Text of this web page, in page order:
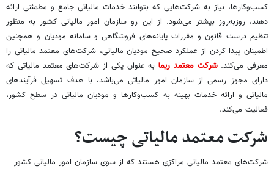
کسب‌وکارها، نیاز به شرکت‌هایی که بتوانند خدمات مالیاتی جامع و مطمئنی ارائه
دهند، روزبه‌روز بیشتر می‌شود. از این رو سازمان امور مالیاتی کشور به منظور
تنظیم درست قانون و مقررات پایانه‌های فروشگاهی و سامانه مودیان و همچنین
اطمینان پیدا کردن از عملکرد صحیح مودیان مالیاتی، شرکت‌های معتمد مالیاتی را
معرفی می‌کند.شرکت معتمد ریما به عنوان یکی از شرکت‌های معتمد مالیاتی که
دارای مجوز رسمی از سازمان امور مالیاتی می‌باشد، با هدف تسهیل فرآیندهای
مالیاتی و ارائه خدمات بهینه به کسب‌وکارها و مودیان مالیاتی در سطح کشور،
فعالیت می‌کند.
شرکت معتمد مالیاتی چیست؟
شرکت‌های معتمد مالیاتی مراکزی هستند که از سوی سازمان امور مالیاتی کشور